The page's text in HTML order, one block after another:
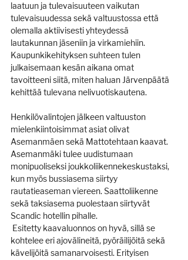
laatuun ja tulevaisuuteen vaikutan
tulevaisuudessa sekä valtuustossa että
olemalla aktiivisesti yhteydessä
lautakunnan jäseniin ja virkamiehiin.
Kaupunkikehityksen suhteen tulen
julkaisemaan kesän aikana omat
tavoitteeni siitä, miten haluan Järvenpäätä
kehittää tulevana nelivuotiskautena.
Henkilövalintojen jälkeen valtuuston
mielenkiintoisimmat asiat olivat
Asemanmäen sekä Mattotehtaan kaavat.
Asemanmäki tulee uudistumaan
monipuoliseksi joukkoliikennekeskustaksi,
kun myös bussiasema siirtyy
rautatieaseman viereen. Saattoliikenne
sekä taksiasema puolestaan siirtyvät
Scandic hotellin pihalle.
kohtelee eri ajovälineitä, pyöräilijöitä sekä
kävelijöitä samanarvoisesti. Erityisen